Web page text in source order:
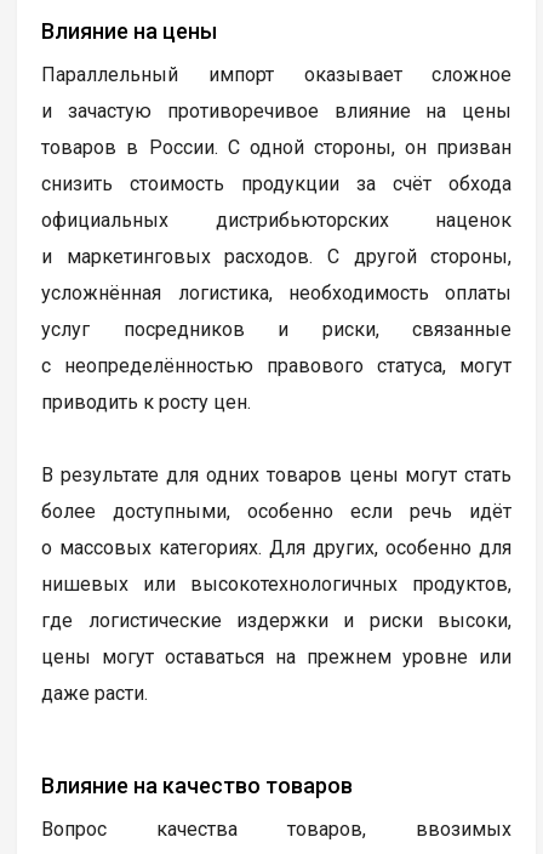
разрешённых к ввозу по этой схеме. Это
позволило более организованно подходить
к процессу, привлекая крупных дистрибьюторов
и логистические компании. Теперь ввоз
осуществляется через третьи страны, где товары
закупаются у официальных дилеров или крупных
оптовиков, а затем перенаправляются в Россию.
Влияние на цены
снизить стоимость продукции за счёт обхода
официальных дистрибьюторских наценок
В результате для одних товаров цены могут стать
более доступными, особенно если речь идёт